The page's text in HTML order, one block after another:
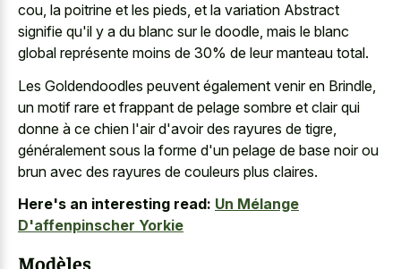
cou, la poitrine et les pieds, et la variation Abstract
signifie qu'il y a du blanc sur le doodle, mais le blanc
global représente moins de 30% de leur manteau total.
Les Goldendoodles peuvent également venir en Brindle,
un motif rare et frappant de pelage sombre et clair qui
donne à ce chien l'air d'avoir des rayures de tigre,
généralement sous la forme d'un pelage de base noir ou
brun avec des rayures de couleurs plus claires.
Here's an interesting read: Un Mélange
D'affenpinscher Yorkie
Modèles